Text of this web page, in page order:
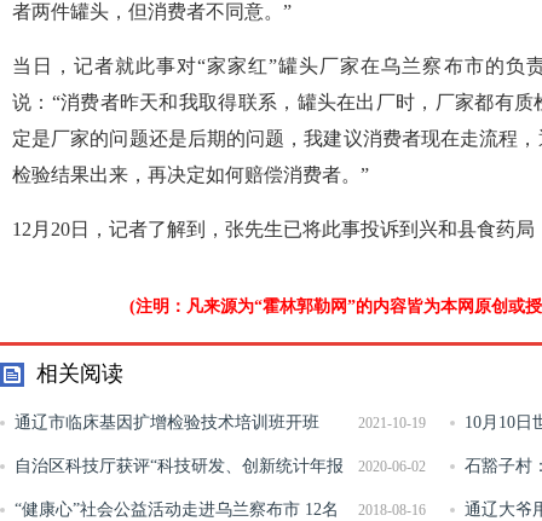
者两件罐头，但消费者不同意。”
当日，记者就此事对“家家红”罐头厂家在乌兰察布市的负
说：“消费者昨天和我取得联系，罐头在出厂时，厂家都有
定是厂家的问题还是后期的问题，我建议消费者现在走流程
检验结果出来，再决定如何赔偿消费者。”
12月20日，记者了解到，张先生已将此事投诉到兴和县食药
(注明：凡来源为“霍林郭勒网”的内容皆为本网原创或
相关阅读
2021-10-19
通辽市临床基因扩增检验技术培训班开班 10月10
在行动
2020-06-02
自治区科技厅获评“科技研发、创新统计年报
工作优秀直报单位”和“部门综合统计工作优秀单位”
石豁子村
2018-08-16
“健康心”社会公益活动走进乌兰察布市 12名 通辽大爷